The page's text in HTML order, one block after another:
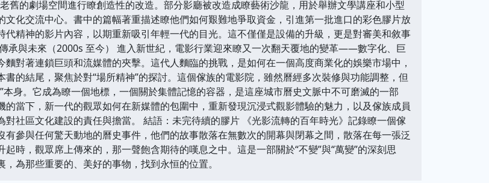
舊的劇場空間進行瞭創造性的改造。部分影廳被改造成瞭藝術沙龍，用於舉辦文學講座和小型
化交流中心。書中的篇幅著重描述瞭他們如何艱難地爭取資金，引進第一批進口的彩色膠片放
精神的影片內容，以期重新吸引年輕一代的目光。這不僅僅是設備的升級，更是對審美和敘事
承與未來（2000s 至今） 進入新世紀，電影行業迎來瞭又一次翻天覆地的變革——數字化、巨
對著連鎖巨頭和流媒體的夾擊。這代人麵臨的挑戰，是如何在一個高度商業化的娛樂市場中，
書的結尾，聚焦於對“場所精神”的探討。這個傢族的電影院，雖然曆經多次裝修與功能調整，但
身。它成為瞭一個地標，一個關於集體記憶的容器，是這座城市曆史文脈中不可磨滅的一部
當下，新一代的觀眾如何在新媒體的包圍中，重新發現沉浸式觀影體驗的魅力，以及傢族成員
社區文化建設的責任與擔當。 結語：未完待續的膠片 《光影流轉的百年時光》記錄瞭一個傢
參與任何驚天動地的曆史事件，他們的故事散落在無數次的開幕與閉幕之間，散落在每一張泛
時，觀眾席上傳來的，那一聲飽含期待的嘆息之中。這是一部關於“不變”與“萬變”的深刻思
為那些重要的、美好的事物，找到永恒的位置。